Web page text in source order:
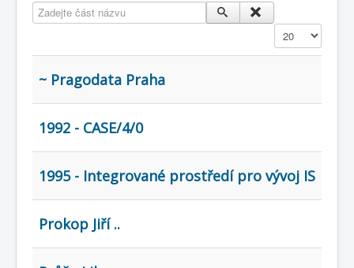
Cíle expozice
Současnost SW a IT
KNIHOVNA
Historické počítače
COBOL
O nás
Úvod
Zadejte část názvu
Zobrazit
~ Pragodata Praha
1992 - CASE/4/0
1995 - Integrované prostředí pro vývoj IS
Prokop Jiří ..